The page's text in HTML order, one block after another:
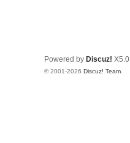
Powered by Discuz! X5.0
© 2001-2026 Discuz! Team